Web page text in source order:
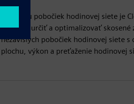
Analýzou pobočiek hodinovej siete je
schopný určiť a optimalizovať skosené
nezávislých pobočiek hodinovej siete s
plochu, výkon a preťaženie hodinovej